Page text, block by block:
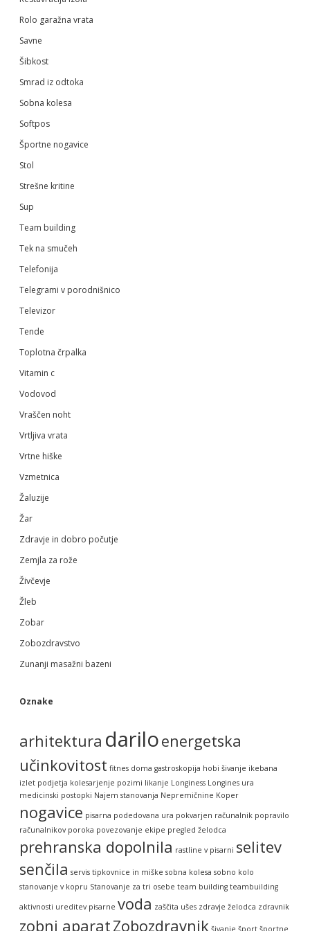
Rolo garažna vrata
Savne
Šibkost
Smrad iz odtoka
Sobna kolesa
Softpos
Športne nogavice
Stol
Strešne kritine
Sup
Team building
Tek na smučeh
Telefonija
Telegrami v porodnišnico
Televizor
Tende
Toplotna črpalka
Vitamin c
Vodovod
Vraščen noht
Vrtljiva vrata
Vrtne hiške
Vzmetnica
Žaluzije
Žar
Zdravje in dobro počutje
Zemjla za rože
Živčevje
Žleb
Zobar
Zobozdravstvo
Zunanji masažni bazeni
Oznake
arhitektura dariloenergetska
učinkovitost fitnes doma gastroskopija hobi šivanje ikebana
izlet podjetja kolesarjenje pozimi likanje Longiness Longines ura
medicinski postopki Najem stanovanja Nepremičnine Koper
nogavice pisarna podedovana ura pokvarjen računalnik popravilo
računalnikov poroka povezovanje ekipe pregled želodca
prehranska dopolnila rastline v pisarni selitev
senčila servis tipkovnice in miške sobna kolesa sobno kolo
stanovanje v kopru Stanovanje za tri osebe team building teambuilding
aktivnosti ureditev pisarne voda zaščita ušes zdravje želodca zdravnik
zobni aparatZobozdravnik